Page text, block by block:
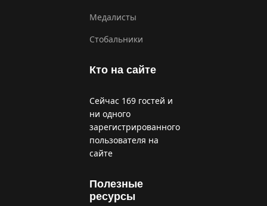
Медалисты
Стобальники
Кто на сайте
Сейчас 169 гостей и
ни одного
зарегистрированного
пользователя на
сайте
Полезные
ресурсы